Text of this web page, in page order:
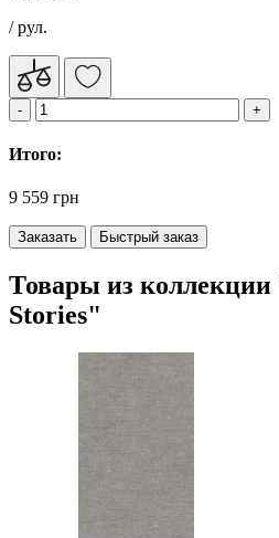
/ рул.
Итого:
9 559 грн
Заказать Быстрый заказ
Товары из
Stories"